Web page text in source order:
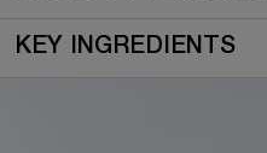
KEY INGREDIENTS